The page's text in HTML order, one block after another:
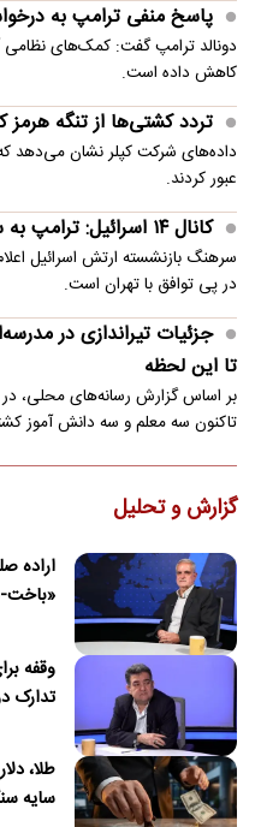
پاسخ منفی ترامپ به
دونالد ترامپ گفت: کمک‌های نظامی
کاهش داده است.
تردد کشتی‌ها از تنگه
داده‌های شرکت کپلر نشان می‌دهد
عبور کردند.
کانال ۱۴ اسرائیل: ترامپ به سمت توافق با ایران می‌رود
سرهنگ بازنشسته ارتش اسرائیل
در پی توافق با تهران است.
تا این لحظه
بر اساس گزارش رسانه‌های محلی، در
تاکنون سه معلم و سه دانش آموز
گزارش و تحلیل
اراده
«باخت-
وقفه
تدارک
طلا،
سایه